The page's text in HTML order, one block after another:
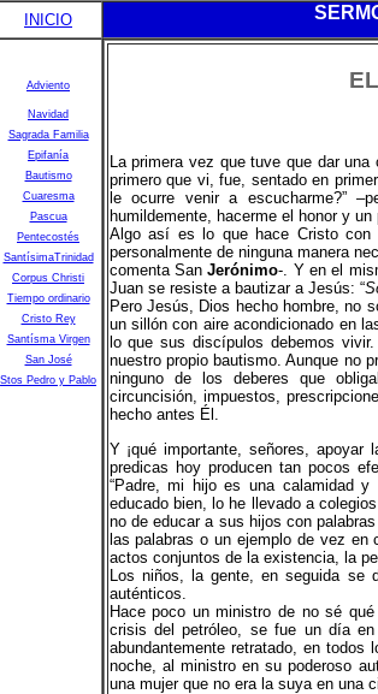
INICIO
Adviento
Navidad
Sagrada Familia
Epifanía
Bautismo
Cuaresma
Pascua
Pentecostés
SantísimaTrinidad
Corpus Christi
Tiempo ordinario
Cristo Rey
Santísma Virgen
San José
Stos Pedro y Pablo
La primera vez que tuve que dar
primero que vi, fue, sentado en
le ocurre venir a escucharme?”
humildemente, hacerme el honor y
Algo así es lo que hace Cristo con
personalmente de ninguna manera
comenta SanJerónimo-. Y en el
Juan se resiste a bautizar a Jesús: “
Pero Jesús, Dios hecho hombre, no
un sillón con aire acondicionado en
lo que sus discípulos debemos
nuestro propio bautismo. Aunque no
ninguno de los deberes que
circuncisión, impuestos,
hecho antes Él.
Y ¡qué importante, señores,
predicas hoy producen tan pocos
“Padre, mi hijo es una calamidad
educado bien, lo he llevado a
no de educar a sus hijos con
las palabras o un ejemplo de vez
actos conjuntos de la existencia, la
Los niños, la gente, en seguida se
auténticos.
Hace poco un ministro de no sé
crisis del petróleo, se fue un día en
abundantemente retratado, en
noche, al ministro en su poderoso
una mujer que no era la suya en una